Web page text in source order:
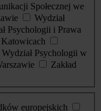
Społecznej we
Wydział
Psychologii i Prawa
Wydział Psychologii w
Zakład
europejskich